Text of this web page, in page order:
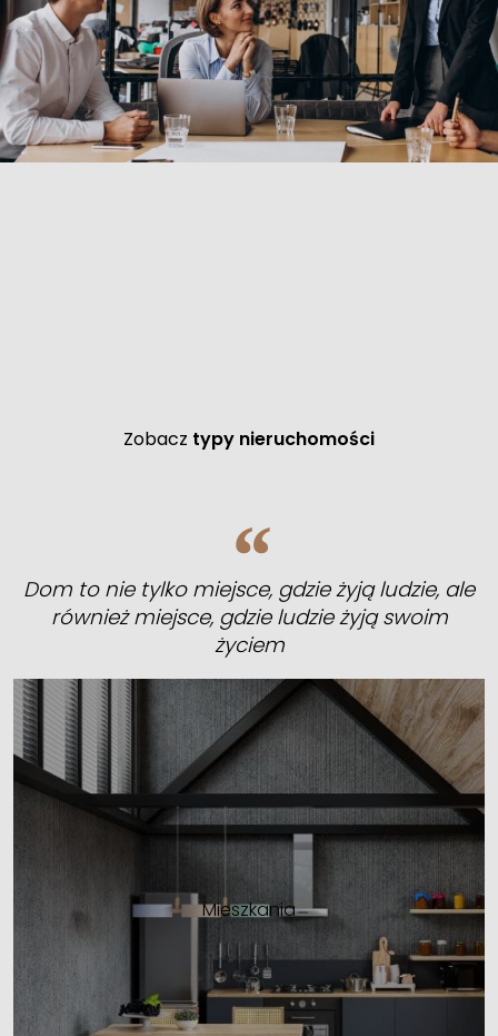
Zobacz typy nieruchomości
Dom to nie tylko miejsce, gdzie żyją ludzie, ale
również miejsce, gdzie ludzie żyją swoim
życiem
Mieszkania